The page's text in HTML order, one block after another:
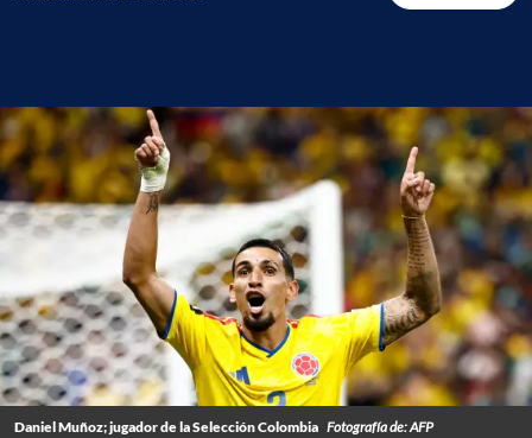
Daniel Muñoz; jugador de la Selección Colombia Fotografía de: AFP